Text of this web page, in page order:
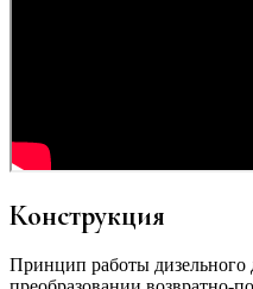
Конструкция
Принцип работы дизельного